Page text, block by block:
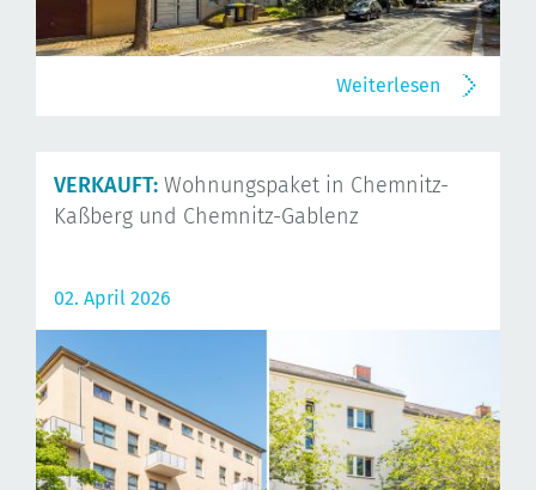
Weiterlesen
VERKAUFT: Wohnungspaket in Chemnitz-
Kaßberg und Chemnitz-Gablenz
02. April 2026